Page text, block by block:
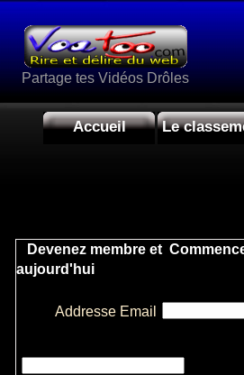
Partage tes Vidéos Drôles
Accueil Le
Devenez membre et
aujourd'hui
Addresse Email